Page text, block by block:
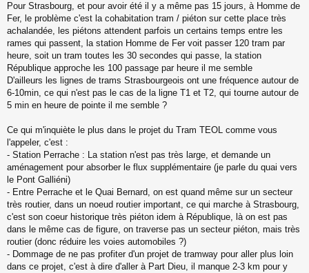
e
s
s
g
e
n
o
n
u
Pour Strasbourg, et pour avoir été il y a même pas 15 jours, à Homme de
Fer, le problème c'est la cohabitation tram / piéton sur cette place très
achalandée, les piétons attendent parfois un certains temps entre les
rames qui passent, la station Homme de Fer voit passer 120 tram par
heure, soit un tram toutes les 30 secondes qui passe, la station
République approche les 100 passage par heure il me semble
D'ailleurs les lignes de trams Strasbourgeois ont une fréquence autour de
6-10min, ce qui n'est pas le cas de la ligne T1 et T2, qui tourne autour de
5 min en heure de pointe il me semble ?
Ce qui m'inquiète le plus dans le projet du Tram TEOL comme vous
l'appeler, c'est :
- Station Perrache : La station n'est pas très large, et demande un
aménagement pour absorber le flux supplémentaire (je parle du quai vers
le Pont Galliéni)
- Entre Perrache et le Quai Bernard, on est quand même sur un secteur
très routier, dans un noeud routier important, ce qui marche à Strasbourg,
c'est son coeur historique très piéton idem à République, là on est pas
dans le même cas de figure, on traverse pas un secteur piéton, mais très
routier (donc réduire les voies automobiles ?)
- Dommage de ne pas profiter d'un projet de tramway pour aller plus loin
dans ce projet, c'est à dire d'aller à Part Dieu, il manque 2-3 km pour y